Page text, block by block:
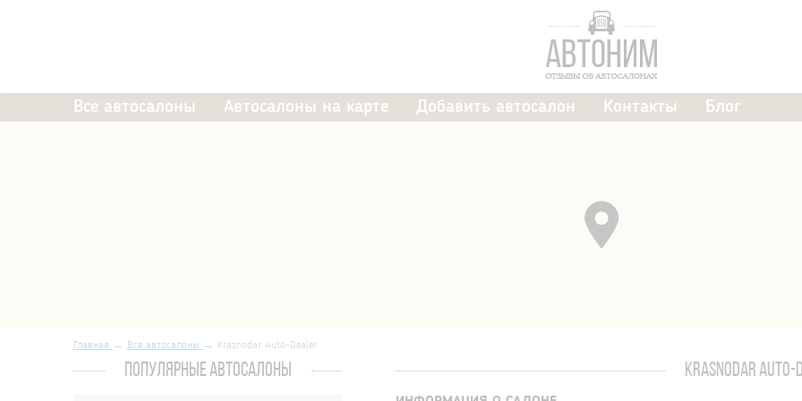
Все автосалоны Автосалоны на карте Добавить автосалон Контакты Блог
Главная Все автосалоны Krasnodar Auto-Dealer
ПОПУЛЯРНЫЕ АВТОСАЛОНЫ KRASNODAR AUTO-